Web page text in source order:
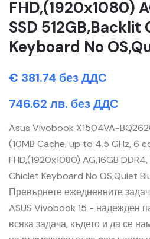
FHD,(1920x1080)
SSD 512GB,Backlit
Keyboard No
€ 381.74 без ДДС
746.62 лв. без ДДС
Asus Vivobook X1504VA-
(10MB Cache, up to 4.5 GHz, 6
FHD,(1920x1080) AG,16GB
Chiclet Keyboard No OS,Quiet
Превърнете ежедневните
ASUS Vivobook 15 - надежден
всяка задача, където и да се